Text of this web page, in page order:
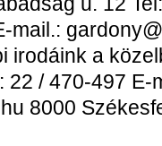
mail.:
irodáink a
22 / 470-497 E-
8000